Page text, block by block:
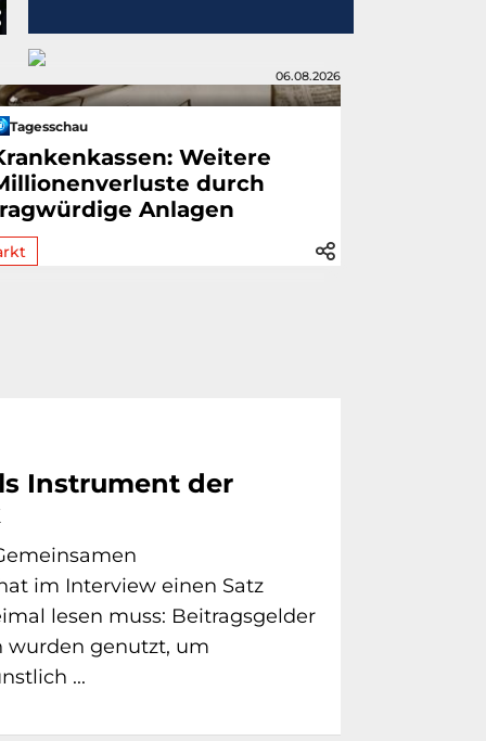
06.08.2026
Tagesschau
Weitere
durch
Anlagen
Instrument der
im Interview einen Satz
lesen muss: Beitragsgelder
wurden genutzt, um
...